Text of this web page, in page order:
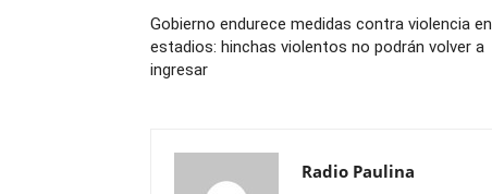
Gobierno endurece medidas contra violencia en
estadios: hinchas violentos no podrán volver a
ingresar
Radio Paulina